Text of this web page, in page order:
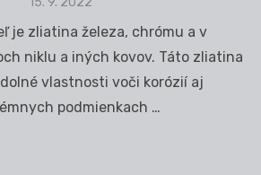
je zliatina železa, chrómu a v
niklu a iných kovov. Táto zliatina
vlastnosti voči korózií aj
podmienkach …